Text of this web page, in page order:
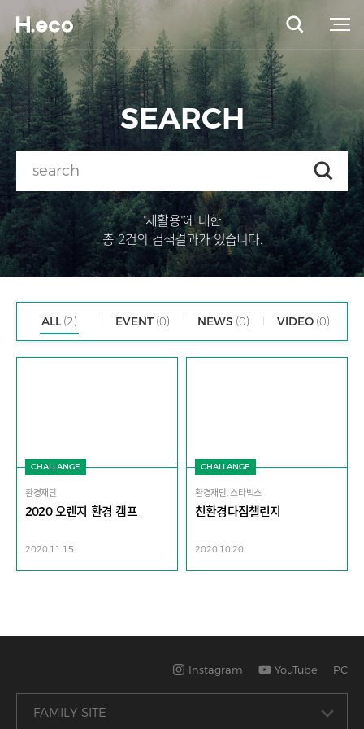
SEARCH
"새활용"에 대한
총 2건의 검색결과가 있습니다.
ALL (2) EVENT (0) NEWS (0) VIDEO (0)
CHALLANGE
환경재단
2020 오렌지 환경 캠프
2020.11.15
CHALLANGE
환경재단, 스타벅스
친환경다짐챌린지
2020.10.20
Instagram YouTube PC